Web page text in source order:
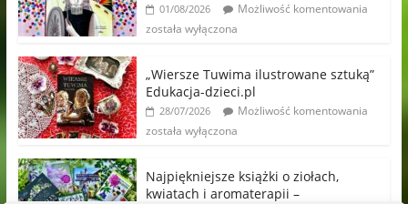
01/08/2026
Możliwość komentowania
została wyłączona
„Wiersze Tuwima ilustrowane sztuką”
Edukacja-dzieci.pl
28/07/2026
Możliwość komentowania
została wyłączona
Najpiękniejsze książki o ziołach,
kwiatach i aromaterapii –